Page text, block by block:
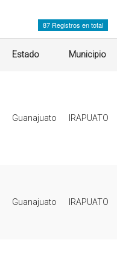
87 Registros en total
Estado Municipio
Guanajuato IRAPUATO
Guanajuato IRAPUATO